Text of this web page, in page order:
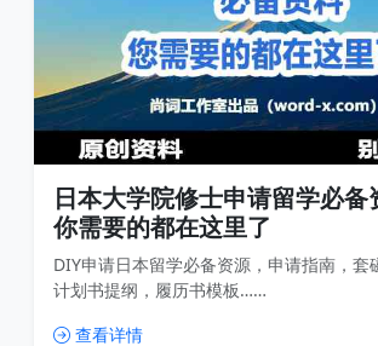
日本大学院修士申请留学必备
你需要的都在这里了
DIY申请日本留学必备资源，申请指南，套
计划书提纲，履历书模板……
查看详情